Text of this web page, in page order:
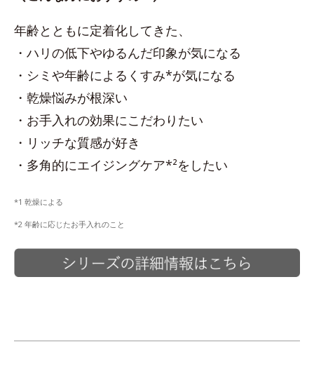
年齢とともに定着化してきた、
・ハリの低下やゆるんだ印象が気になる
・シミや年齢によるくすみ*が気になる
・乾燥悩みが根深い
・お手入れの効果にこだわりたい
・リッチな質感が好き
・多角的にエイジングケア*²をしたい
*1 乾燥による
*2 年齢に応じたお手入れのこと